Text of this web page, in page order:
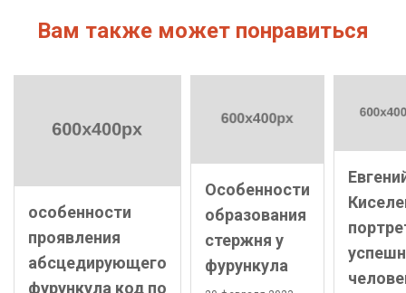
Вам также может понравиться
особенности
проявления
абсцедирующего
фурункула код по
Особенности
образования
стержня у
фурункула